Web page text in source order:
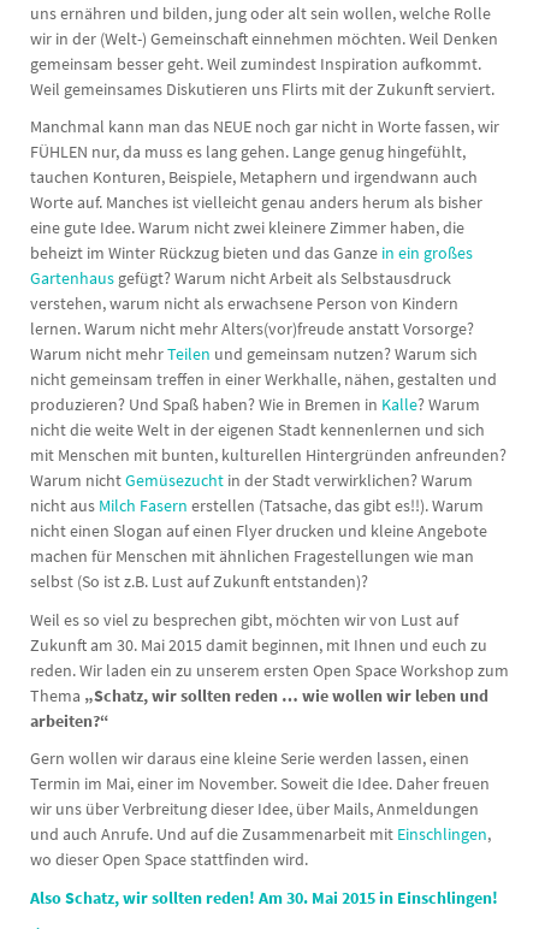
uns ernähren und bilden, jung oder alt sein wollen, welche Rolle
wir in der (Welt-) Gemeinschaft einnehmen möchten. Weil Denken
gemeinsam besser geht. Weil zumindest Inspiration aufkommt.
Weil gemeinsames Diskutieren uns Flirts mit der Zukunft serviert.
Manchmal kann man das NEUE noch gar nicht in Worte fassen, wir
FÜHLEN nur, da muss es lang gehen. Lange genug hingefühlt,
tauchen Konturen, Beispiele, Metaphern und irgendwann auch
Worte auf. Manches ist vielleicht genau anders herum als bisher
eine gute Idee. Warum nicht zwei kleinere Zimmer haben, die
beheizt im Winter Rückzug bieten und das Ganzein ein großes
Gartenhausgefügt? Warum nicht Arbeit als Selbstausdruck
verstehen, warum nicht als erwachsene Person von Kindern
lernen. Warum nicht mehr Alters(vor)freude anstatt Vorsorge?
Warum nicht mehrTeilen und gemeinsam nutzen? Warum sich
nicht gemeinsam treffen in einer Werkhalle, nähen, gestalten und
produzieren? Und Spaß haben? Wie in Bremen in Kalle? Warum
nicht die weite Welt in der eigenen Stadt kennenlernen und sich
mit Menschen mit bunten, kulturellen Hintergründen anfreunden?
Warum nichtGemüsezuchtin der Stadt verwirklichen? Warum
nicht aus Milch Fasern erstellen (Tatsache, das gibt es!!). Warum
nicht einen Slogan auf einen Flyer drucken und kleine Angebote
machen für Menschen mit ähnlichen Fragestellungen wie man
selbst (So ist z.B. Lust auf Zukunft entstanden)?
Weil es so viel zu besprechen gibt, möchten wir von Lust auf
Zukunft am 30. Mai 2015 damit beginnen, mit Ihnen und euch zu
reden. Wir laden ein zu unserem ersten Open Space Workshop zum
Thema „Schatz, wir sollten reden … wie wollen wir leben und
arbeiten?“
Gern wollen wir daraus eine kleine Serie werden lassen, einen
Termin im Mai, einer im November. Soweit die Idee. Daher freuen
wir uns über Verbreitung dieser Idee, über Mails, Anmeldungen
und auch Anrufe. Und auf die Zusammenarbeit mit Einschlingen,
wo dieser Open Space stattfinden wird.
Also Schatz, wir sollten reden! Am 30. Mai 2015 in Einschlingen!